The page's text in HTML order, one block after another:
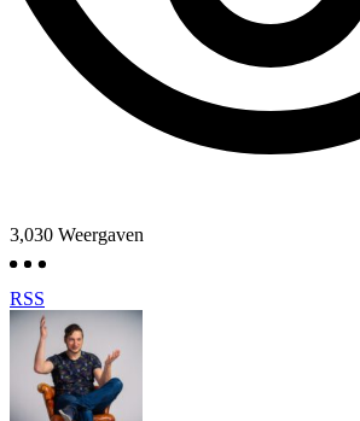
3,030 Weergaven
RSS